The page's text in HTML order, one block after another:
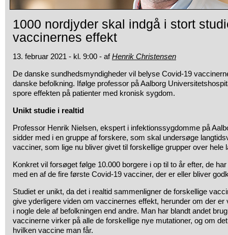
1000 nordjyder skal indgå i stort
vaccinernes effekt
13. februar 2021 - kl. 9:00 - afHenrik Christensen
De danske sundhedsmyndigheder vil belyse Covid-19
danske befolkning. Ifølge professor på Aalborg
spore effekten på patienter med kronisk sygdom.
Unikt studie i realtid
Professor Henrik Nielsen, ekspert i infektionssygdomme på
sidder med i en gruppe af forskere, som skal undersøge
vacciner, som lige nu bliver givet til forskellige grupper over hele
Konkret vil forsøget følge 10.000 borgere i op til to år efter, de
med en af de fire første Covid-19 vacciner, der er eller bliver
Studiet er unikt, da det i realtid sammenligner de forskellige
give yderligere viden om vaccinernes effekt, herunder om der er
i nogle dele af befolkningen end andre. Man har blandt andet
vaccinerne virker på alle de forskellige nye mutationer, og om
hvilken vaccine man får.